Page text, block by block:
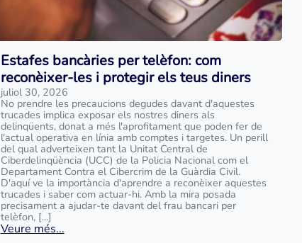
Estafes bancàries per telèfon: com
reconèixer-les i protegir els teus diners
juliol 30, 2026
No prendre les precaucions degudes davant d'aquestes
trucades implica exposar els nostres diners als
delinqüents, donat a més l'aprofitament que poden fer de
l'actual operativa en línia amb comptes i targetes. Un perill
del qual adverteixen tant la Unitat Central de
Ciberdelinqüència (UCC) de la Policia Nacional com el
Departament Contra el Cibercrim de la Guàrdia Civil.
D'aquí ve la importància d'aprendre a reconèixer aquestes
trucades i saber com actuar-hi. Amb la mira posada
precisament a ajudar-te davant del frau bancari per
telèfon, [...]
Veure més...